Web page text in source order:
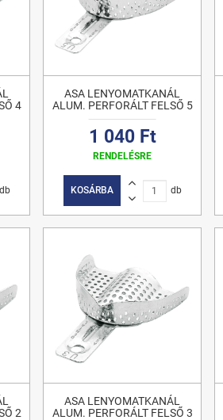
4
db
ASA LENYOMATKANÁL
ALUM. PERFORÁLT FELSŐ 5
1 040 Ft
RENDELÉSRE
KOSÁRBA db
2
ASA LENYOMATKANÁL
ALUM. PERFORÁLT FELSŐ 3